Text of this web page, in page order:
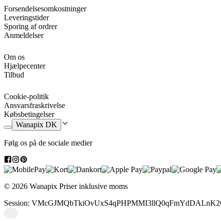
Forsendelsesomkostninger
Leveringstider
Sporing af ordrer
Anmeldelser
Om os
Hjælpecenter
Tilbud
Cookie-politik
Ansvarsfraskrivelse
Købsbetingelser
Wanapix DK
Følg os på de sociale medier
© 2026 Wanapix Priser inklusive moms
Session: